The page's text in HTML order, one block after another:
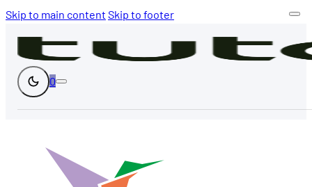
Skip to main content Skip to footer
0